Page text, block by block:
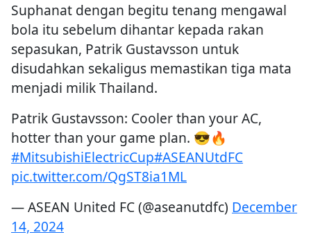
Suphanat dengan begitu tenang mengawal
bola itu sebelum dihantar kepada rakan
sepasukan, Patrik Gustavsson untuk
disudahkan sekaligus memastikan tiga mata
menjadi milik Thailand.
Patrik Gustavsson: Cooler than your AC,
hotter than your game plan. 😎🔥
#MitsubishiElectricCup#ASEANUtdFC
pic.twitter.com/QgST8ia1ML
— ASEAN United FC (@aseanutdfc) December
14, 2024